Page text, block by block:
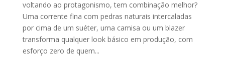
voltando ao protagonismo, tem combinação melhor?
Uma corrente fina com pedras naturais intercaladas
por cima de um suéter, uma camisa ou um blazer
transforma qualquer look básico em produção, com
esforço zero de quem...